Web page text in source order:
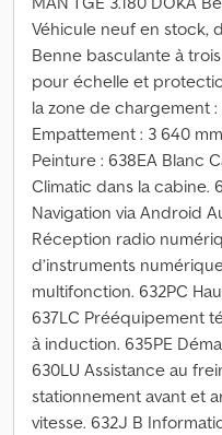
Véhicule neuf en stock,
Benne basculante à
pour échelle et
la zone de chargement :
Empattement : 3 640
Peinture : 638EA Blanc
Climatic dans la cabine.
Navigation via Android
Réception radio
d’instruments
multifonction. 632PC
637LC Prééquipement
à induction. 635PE
630LU Assistance au
stationnement avant et
vitesse. 632J B